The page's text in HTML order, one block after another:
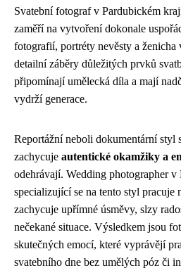
Svatební fotograf v Pardubickém
zaměří na vytvoření dokonale
fotografií, portréty nevěsty a ženicha
detailní záběry důležitých prvků
připomínají umělecká díla a mají
vydrží generace.
Reportážní neboli dokumentární styl
zachycuje autentické okamžiky a
odehrávají. Wedding photographer v
specializující se na tento styl pracuje
zachycuje upřímné úsměvy, slzy
nečekané situace. Výsledkem jsou
skutečných emocí, které vyprávějí
svatebního dne bez umělých póz či